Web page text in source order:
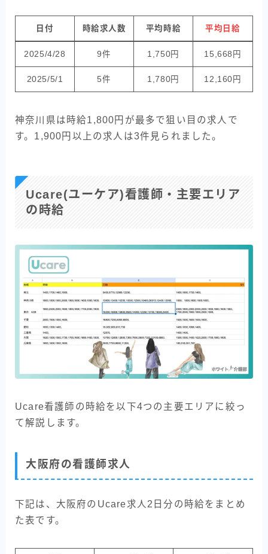
日付 時給求人数 平均時給 平均日給
2025/4/28 9件 1,750円 15,668円
2025/5/1 5件 1,780円 12,160円
神奈川県は時給1,800円が最多で狙い目の求人で
す。1,900円以上の求人は3件見られました。
Ucare(ユーケア)看護師・主要エリア
の時給
Ucare看護師の時給を以下4つの主要エリアに絞っ
て解説します。
大阪府の看護師求人
下記は、大阪府のUcare求人2日分の時給をまとめ
た表です。